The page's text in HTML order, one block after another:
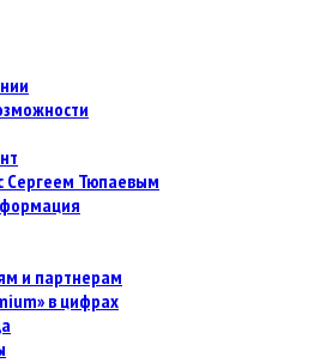
Сергеем Тюпаевым
и партнерам
в цифрах